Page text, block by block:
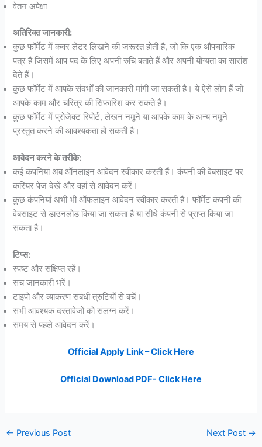
वेतन अपेक्षा
अतिरिक्त जानकारी:
कुछ फॉर्मेट में कवर लेटर लिखने की जरूरत होती है, जो कि एक औपचारिक
पत्र है जिसमें आप पद के लिए अपनी रुचि बताते हैं और अपनी योग्यता का सारांश
देते हैं।
कुछ फॉर्मेट में आपके संदर्भों की जानकारी मांगी जा सकती है। ये ऐसे लोग हैं जो
आपके काम और चरित्र की सिफारिश कर सकते हैं।
कुछ फॉर्मेट में प्रोजेक्ट रिपोर्ट, लेखन नमूने या आपके काम के अन्य नमूने
प्रस्तुत करने की आवश्यकता हो सकती है।
आवेदन करने के तरीके:
कई कंपनियां अब ऑनलाइन आवेदन स्वीकार करती हैं। कंपनी की वेबसाइट पर
करियर पेज देखें और वहां से आवेदन करें।
कुछ कंपनियां अभी भी ऑफलाइन आवेदन स्वीकार करती हैं। फॉर्मेट कंपनी की
वेबसाइट से डाउनलोड किया जा सकता है या सीधे कंपनी से प्राप्त किया जा
सकता है।
टिप्स:
स्पष्ट और संक्षिप्त रहें।
सच जानकारी भरें।
टाइपो और व्याकरण संबंधी त्रुटियों से बचें।
सभी आवश्यक दस्तावेजों को संलग्न करें।
समय से पहले आवेदन करें।
Official Apply Link – Click Here
Official Download PDF- Click Here
← Previous Post Next Post →